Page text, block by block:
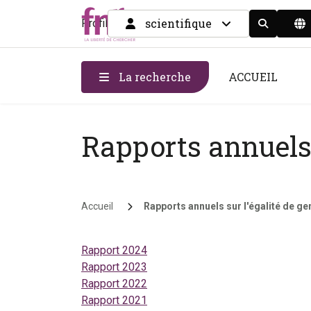
Profil scientifique Display the
La recherche ACCUEIL
Rapports
Fil d'Ariane
Accueil Rapports annuels sur l'égalité de
Rapport 2024
Rapport 2023
Rapport 2022
Rapport 2021